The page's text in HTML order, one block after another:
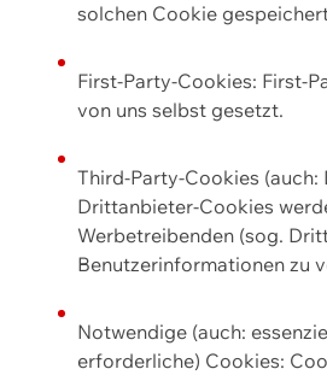
solchen Cookie
First-Party-Cookies: First-
von uns selbst gesetzt.
Third-Party-Cookies
Drittanbieter-Cookies
Werbetreibenden (sog.
Benutzerinformationen zu
Notwendige (auch:
erforderliche) Cookies: